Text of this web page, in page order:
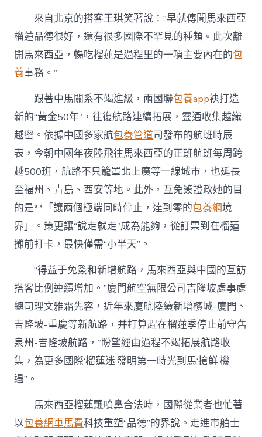
來自北京的搭客王琪笑著說：“早就傳聞馬來西亞
榴蓮品德很好，還有很多國際不罕見的種類。此次離
開馬來西亞，暢吃榴蓮是過程里的一項主要內在的包
養事務。”
跟著中馬關系不竭進級，兩國聯包養app袂打造
新的“黃金50年”，往復航路連續拓展，靈通收集越織
越密。依據中國多家航包養管道司發布的航班時辰
表，今朝中國年夜陸飛往馬來西亞的正班航班每周跨
越500班，航路不只籠罩北上廣等一線城市，也延長
至福州、青島、西安等地。此外，互免簽證政她的目
的是**「讓兩個極端同時停止，達到零的包養網境
界」。策更讓“說走就走”成為能夠，從訂票到在榴蓮
攤前打卡，最快僅需“小半天”。
“得益于免簽和新增航路，馬來西亞與中國的互訪
搭客比例連續增加。”廈門航空無限公司吉隆坡處事處
總司理文雅霜先容，近年來廈航陸續新增檳城-廈門、
吉隆坡-重慶等新航路，并打算趕在榴蓮季停止前守舊
泉州-吉隆坡航路，“盼望經由過程不竭拓展航路收
集，為更多國際‘榴蓮迷’發明第一時光到馬‘搶鮮’機
遇”。
馬來西亞榴蓮飄噴鼻合法時，國際從業者也忙著
以包養網車馬費科技重塑“品德”的界說。走進市舶士